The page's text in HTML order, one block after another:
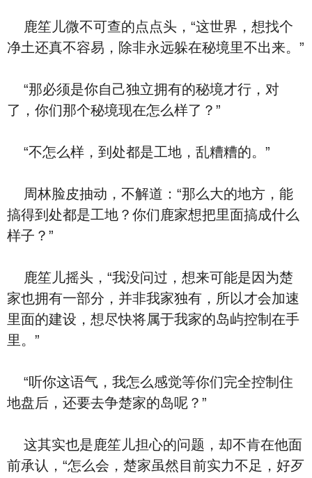
鹿笙儿微不可查的点点头，“这世界，想找个
净土还真不容易，除非永远躲在秘境里不出来。”
“那必须是你自己独立拥有的秘境才行，对
了，你们那个秘境现在怎么样了？”
“不怎么样，到处都是工地，乱糟糟的。”
周林脸皮抽动，不解道：“那么大的地方，能
搞得到处都是工地？你们鹿家想把里面搞成什么
样子？”
鹿笙儿摇头，“我没问过，想来可能是因为楚
家也拥有一部分，并非我家独有，所以才会加速
里面的建设，想尽快将属于我家的岛屿控制在手
里。”
“听你这语气，我怎么感觉等你们完全控制住
地盘后，还要去争楚家的岛呢？”
这其实也是鹿笙儿担心的问题，却不肯在他面
前承认，“怎么会，楚家虽然目前实力不足，好歹